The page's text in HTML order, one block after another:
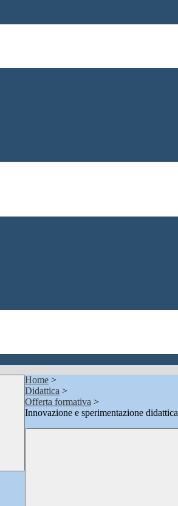
Home >
Didattica >
Offerta formativa >
Innovazione e sperimentazione didattica